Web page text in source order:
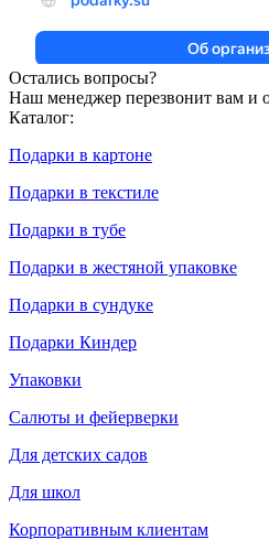
Остались вопросы?
Наш менеджер перезвонит вам и
Каталог:
Подарки в картоне
Подарки в текстиле
Подарки в тубе
Подарки в жестяной упаковке
Подарки в сундуке
Подарки Киндер
Упаковки
Салюты и фейерверки
Для детских садов
Для школ
Корпоративным клиентам